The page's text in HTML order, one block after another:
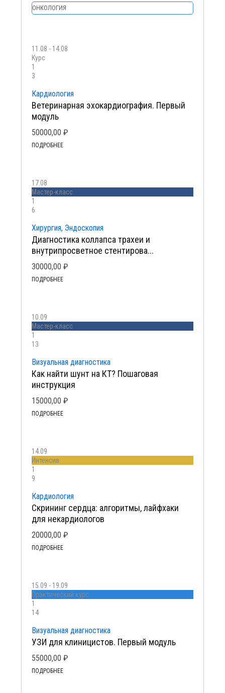
ОНКОЛОГИЯ
11.08 - 14.08
Курс
1
3
Кардиология
Ветеринарная эхокардиография. Первый
модуль
50000,00 ₽
ПОДРОБНЕЕ
17.08
Мастер-класс
1
6
Хирургия, Эндоскопия
Диагностика коллапса трахеи и
внутрипросветное стентирова...
30000,00 ₽
ПОДРОБНЕЕ
10.09
Мастер-класс
1
13
Визуальная диагностика
Как найти шунт на КТ? Пошаговая
инструкция
15000,00 ₽
ПОДРОБНЕЕ
14.09
Интенсив
1
9
Кардиология
Скрининг сердца: алгоритмы, лайфхаки
для некардиологов
20000,00 ₽
ПОДРОБНЕЕ
15.09 - 19.09
Практический курс
1
14
Визуальная диагностика
УЗИ для клиницистов. Первый модуль
55000,00 ₽
ПОДРОБНЕЕ